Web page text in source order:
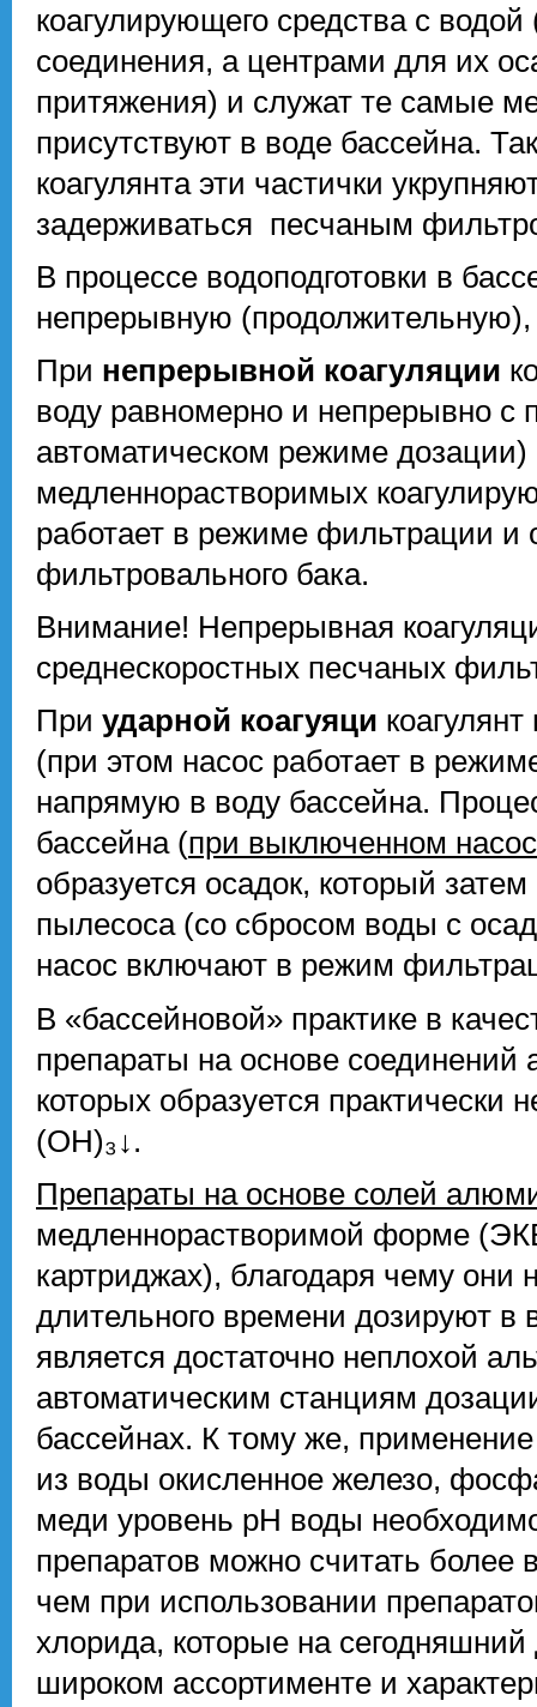
коагулирующего средства с
соединения, а центрами для их
притяжения) и служат те самые
присутствуют в воде бассейна.
коагулянта эти частички
задерживаться песчаным
В процессе водоподготовки в
непрерывную
При непрерывной коагуляции
воду равномерно и непрерывно
автоматическом режиме
медленнорастворимых
работает в режиме фильтрации и
фильтровального бака.
Внимание! Непрерывная
среднескоростных песчаных
При ударной коагуяци
(при этом насос работает в
напрямую в воду бассейна.
бассейна (при выключенном
образуется осадок, который
пылесоса (со сбросом воды с
насос включают в режим
В «бассейновой» практике в
препараты на основе соединений
которых образуется практически
(OH)₃↓.
Препараты на основе солей
медленнорастворимой форме
картриджах), благодаря чему
длительного времени дозируют в
является достаточно неплохой
автоматическим станциям
бассейнах. К тому же,
из воды окисленное железо,
меди уровень pH воды
препаратов можно считать более
чем при использовании
хлорида, которые на
широком ассортименте и